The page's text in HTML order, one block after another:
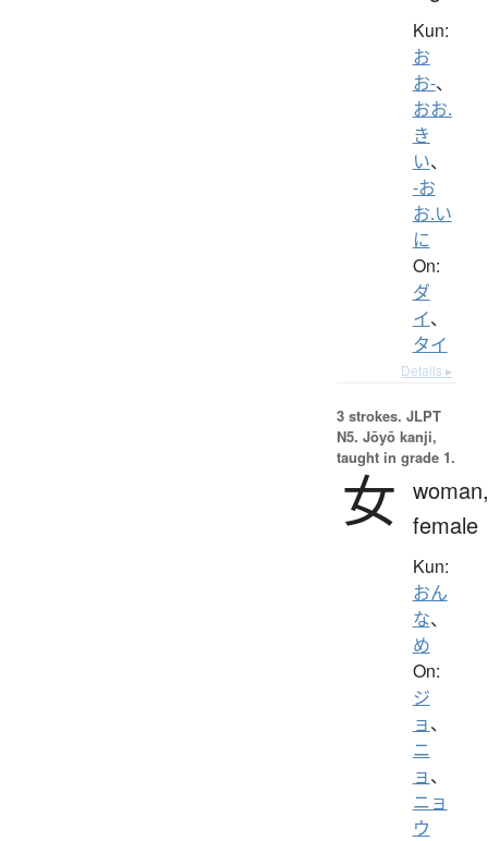
Kun:
お
お-、
おお.
き
い、
-お
お.い
に
On:
ダ
イ、
タイ
Details ▸
3 strokes. JLPT
N5. Jōyō kanji,
taught in grade 1.
女 woman,
female
Kun:
おん
な、
め
On:
ジ
ョ、
ニ
ョ、
ニョ
ウ